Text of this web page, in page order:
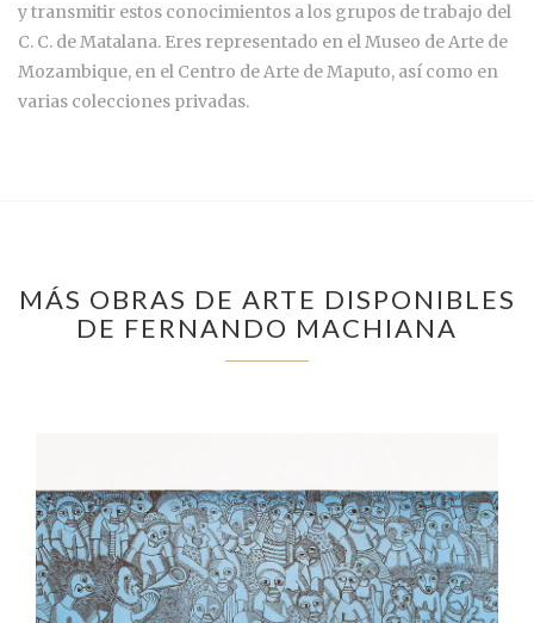
y transmitir estos conocimientos a los grupos de trabajo del
C. C. de Matalana. Eres representado en el Museo de Arte de
Mozambique, en el Centro de Arte de Maputo, así como en
varias colecciones privadas.
MÁS OBRAS DE ARTE DISPONIBLES
DE FERNANDO MACHIANA